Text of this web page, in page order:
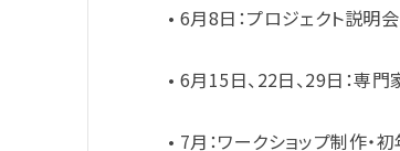
• 6月8日：プロジェクト説明
• 6月15日、22日、29日：専門
• 7月：ワークショップ制作・